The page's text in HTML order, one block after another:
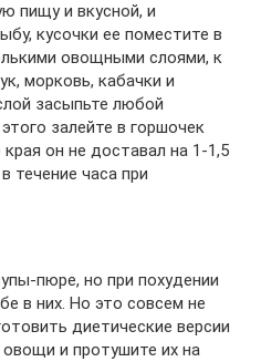
пищу и вкусной, и
кусочки ее поместите в
овощными слоями, к
морковь, кабачки и
засыпьте любой
залейте в горшочек
он не доставал на 1-1,5
течение часа при
пюре, но при похудении
в них. Но это совсем не
диетические версии
и протушите их на